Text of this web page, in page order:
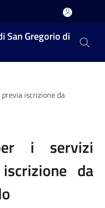
San Gregorio di
iscrizione da
i servizi
da